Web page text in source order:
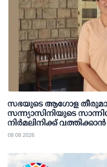
സഭയുടെ ആഗോള
സന്ന്യാസിനിയുടെ
നിർമലിനിക്ക്
08 08 2026